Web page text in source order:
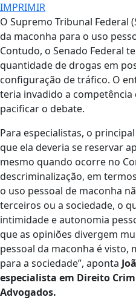
IMPRIMIR
O Supremo Tribunal Federal
da maconha para o uso
Contudo, o Senado Federal
quantidade de drogas em
configuração de tráfico. O
teria invadido a
pacificar o debate.
Para especialistas, o
que ela deveria se reservar
mesmo quando ocorre no
descriminalização, em
o uso pessoal de maconha
terceiros ou a sociedade, o
intimidade e autonomia
que as opiniões divergem
pessoal da maconha é visto,
para a sociedade”, aponta
especialista em Direito
Advogados.